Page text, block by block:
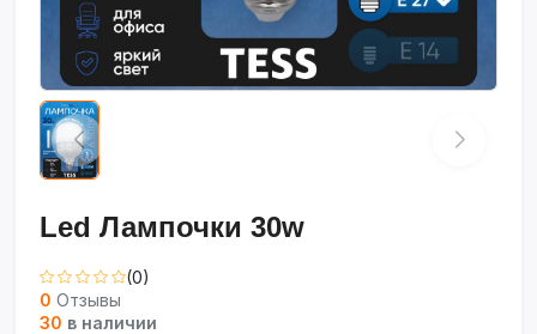
Led Лампочки 30w
(0)
0 Отзывы
30 в наличии